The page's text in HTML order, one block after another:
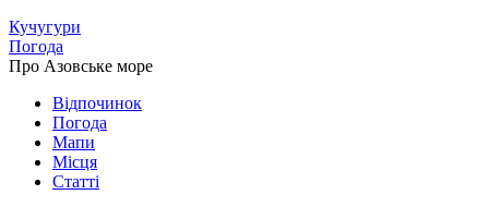
Кучугури
Погода
Про Азовське море
Відпочинок
Погода
Мапи
Місця
Статті